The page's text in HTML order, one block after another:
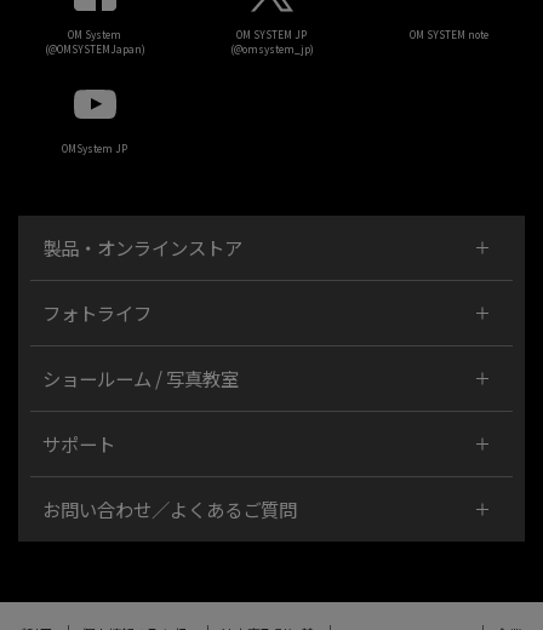
OM System
(@OMSYSTEMJapan)
OM SYSTEM JP
(@omsystem_jp)
OM SYSTEM note
OMSystem JP
製品・オンラインストア
フォトライフ
ショールーム / 写真教室
サポート
お問い合わせ／よくあるご質問